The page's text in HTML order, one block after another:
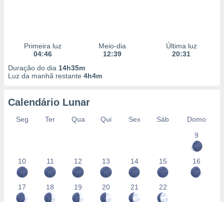
Primeira luz
04:46
Meio-dia
12:39
Última luz
20:31
Duração do dia 14h35m
Luz da manhã restante 4h4m
Calendário Lunar
Seg Ter Qua Qui Sex Sáb
Domo
9
10 11 12 13 14 15 16
17 18 19 20 21 22